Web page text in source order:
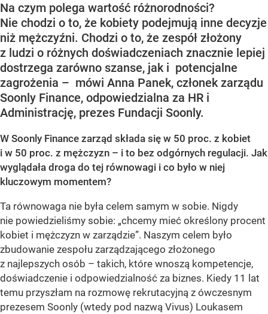
Na czym polega wartość różnorodności?
Nie chodzi o to, że kobiety podejmują inne decyzje
niż mężczyźni. Chodzi o to, że zespół złożony
z ludzi o różnych doświadczeniach znacznie lepiej
dostrzega zarówno szanse, jak i potencjalne
zagrożenia – mówi Anna Panek, członek zarządu
Soonly Finance, odpowiedzialna za HR i
Administrację, prezes Fundacji Soonly.
W Soonly Finance zarząd składa się w 50 proc. z kobiet
i w 50 proc. z mężczyzn – i to bez odgórnych regulacji. Jak
wyglądała droga do tej równowagi i co było w niej
kluczowym momentem?
Ta równowaga nie była celem samym w sobie. Nigdy
nie powiedzieliśmy sobie: „chcemy mieć określony procent
kobiet i mężczyzn w zarządzie”. Naszym celem było
zbudowanie zespołu zarządzającego złożonego
z najlepszych osób – takich, które wnoszą kompetencje,
doświadczenie i odpowiedzialność za biznes. Kiedy 11 lat
temu przyszłam na rozmowę rekrutacyjną z ówczesnym
prezesem Soonly (wtedy pod nazwą Vivus) Loukasem